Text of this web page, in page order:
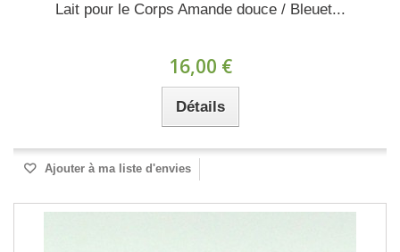
Lait pour le Corps Amande douce / Bleuet...
16,00 €
Détails
Ajouter à ma liste d'envies